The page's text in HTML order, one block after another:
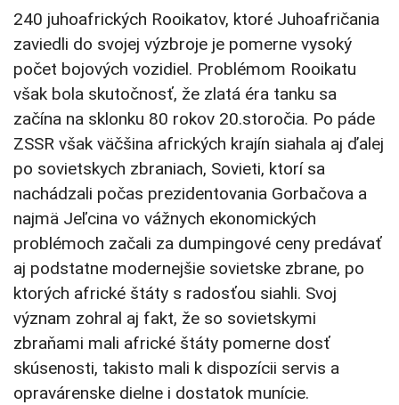
240 juhoafrických Rooikatov, ktoré Juhoafričania
zaviedli do svojej výzbroje je pomerne vysoký
počet bojových vozidiel. Problémom Rooikatu
však bola skutočnosť, že zlatá éra tanku sa
začína na sklonku 80 rokov 20.storočia. Po páde
ZSSR však väčšina afrických krajín siahala aj ďalej
po sovietskych zbraniach, Sovieti, ktorí sa
nachádzali počas prezidentovania Gorbačova a
najmä Jeľcina vo vážnych ekonomických
problémoch začali za dumpingové ceny predávať
aj podstatne modernejšie sovietske zbrane, po
ktorých africké štáty s radosťou siahli. Svoj
význam zohral aj fakt, že so sovietskymi
zbraňami mali africké štáty pomerne dosť
skúsenosti, takisto mali k dispozícii servis a
opravárenske dielne i dostatok munície.